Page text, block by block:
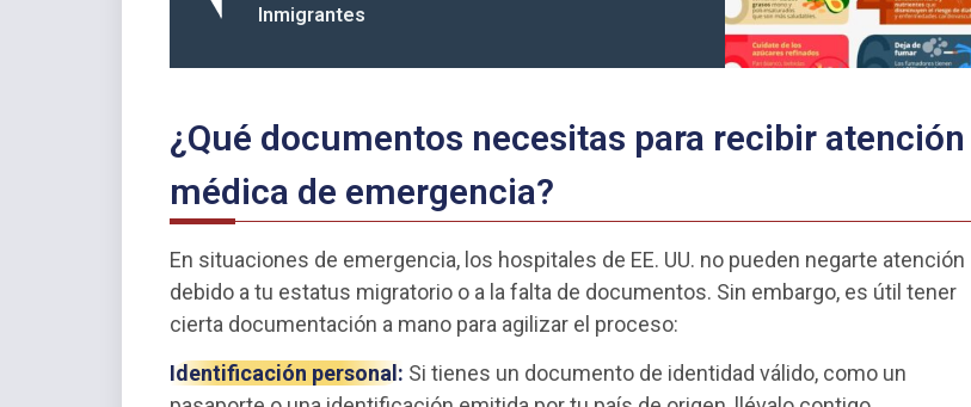
Inmigrantes
¿Qué documentos necesitas para recibir atención
médica de emergencia?
En situaciones de emergencia, los hospitales de EE. UU. no pueden negarte atención
debido a tu estatus migratorio o a la falta de documentos. Sin embargo, es útil tener
cierta documentación a mano para agilizar el proceso:
Identificación personal: Si tienes un documento de identidad válido, como un